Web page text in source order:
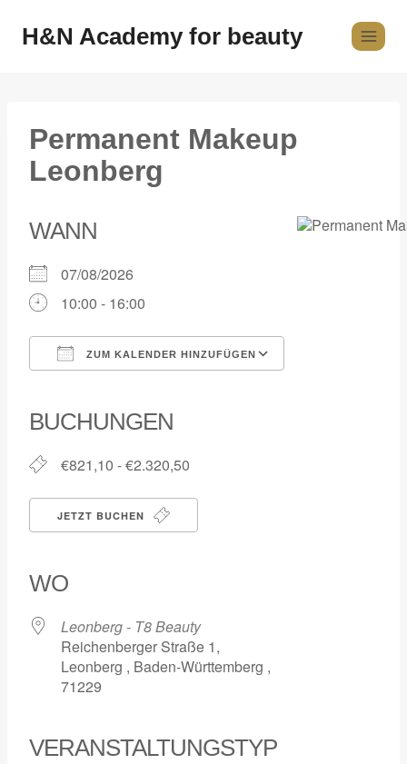
H&N Academy for beauty
Permanent Makeup
Leonberg
WANN
07/08/2026
10:00 - 16:00
ZUM KALENDER HINZUFÜGEN
BUCHUNGEN
€821,10 - €2.320,50
JETZT BUCHEN
WO
Leonberg - T8 Beauty
Reichenberger Straße 1,
Leonberg , Baden-Württemberg ,
71229
VERANSTALTUNGSTYP